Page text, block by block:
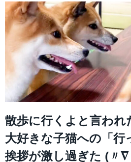
散歩に行くよと言われ
大好きな子猫への「行
挨拶が激し過ぎた (〃∇